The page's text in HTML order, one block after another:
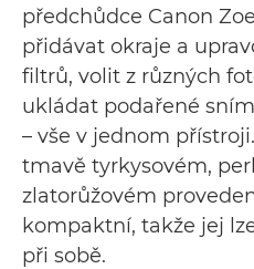
předchůdce Canon
přidávat okraje a
filtrů, volit z různých
ukládat podařené
– vše v jednom
tmavě tyrkysovém,
zlatorůžovém
kompaktní, takže jej
při sobě.